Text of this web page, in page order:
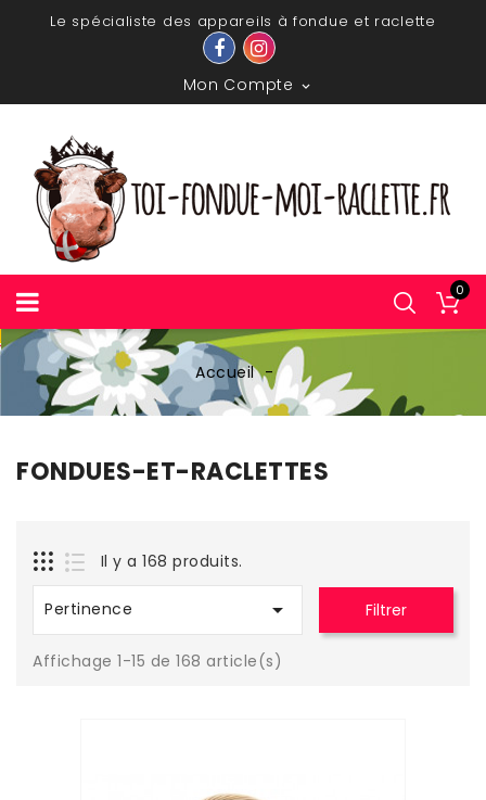
Le spécialiste des appareils à fondue et raclette
Mon Compte 
0
Accueil
FONDUES-ET-RACLETTES
Il y a 168 produits.
Pertinence  Filtrer
Affichage 1-15 de 168 article(s)